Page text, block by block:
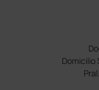
Domicilio